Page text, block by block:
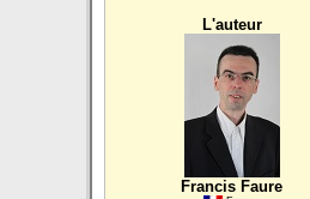
L'auteur
Francis Faure